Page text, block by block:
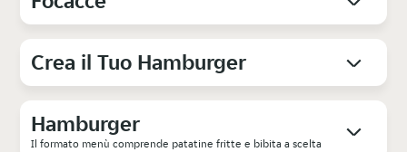
Crea il Tuo Hamburger
Hamburger
Il formato menù comprende patatine fritte e bibita a scelta